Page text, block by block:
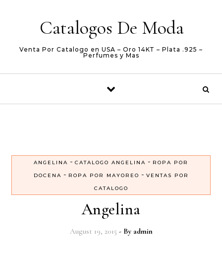
Catalogos De Moda
Venta Por Catalogo en USA – Oro 14KT – Plata .925 –
Perfumes y Mas
ANGELINA - CATALOGO ANGELINA - ROPA POR
DOCENA - ROPA POR MAYOREO - VENTAS POR
CATALOGO
Angelina
August 19, 2015 - By admin